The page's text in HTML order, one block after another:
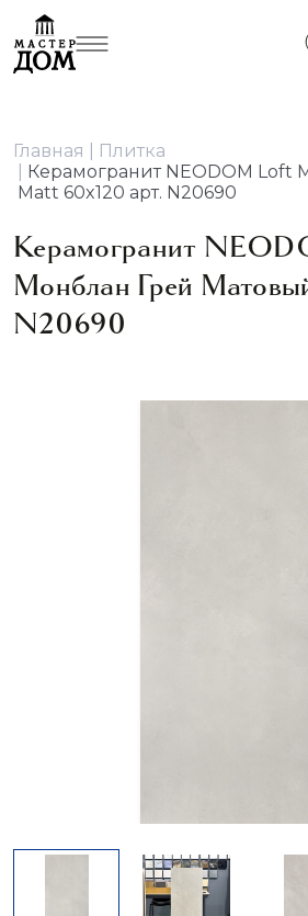
Главная
Плитка
Керамогранит NEODOM Loft
Matt 60x120 арт. N20690
Керамогранит
Монблан Грей
N20690